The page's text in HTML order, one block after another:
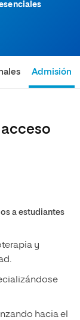
Admisión
a estudiantes
y
hacia el